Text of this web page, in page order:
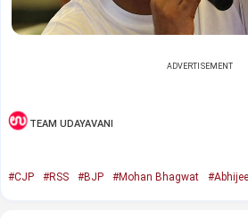
ADVERTISEMENT
TEAM UDAYAVANI
#CJP #RSS #BJP #Mohan Bhagwat